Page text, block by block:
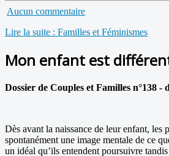
Aucun commentaire
Lire la suite : Familles et Féminismes
Mon enfant est
Dossier de Couples et Familles n°138 -
Dès avant la naissance de leur enfant, les
spontanément une image mentale de ce
un idéal qu’ils entendent poursuivre